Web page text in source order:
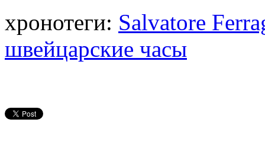
хронотеги: Salvatore
швейцарские часы